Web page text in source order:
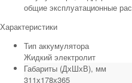
общие эксплуатационные
Характеристики
Тип аккумулятора
Жидкий электролит
Габариты (ДхШхВ), мм
311х178х365